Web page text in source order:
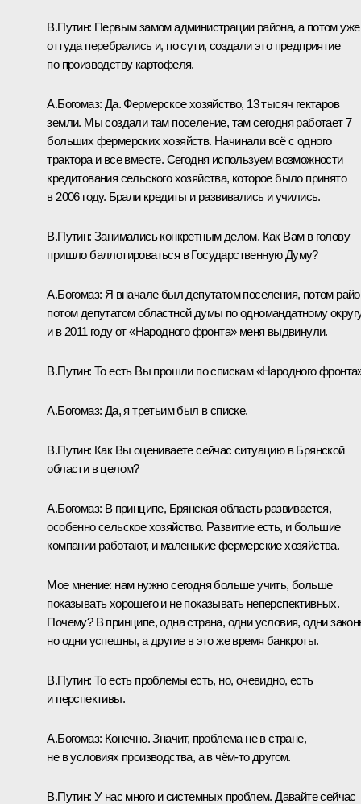
В.Путин: Первым замом администрации района, а потом уже
оттуда перебрались и, по сути, создали это предприятие
по производству картофеля.
А.Богомаз: Да. Фермерское хозяйство, 13 тысяч гектаров
земли. Мы создали там поселение, там сегодня работает 7
больших фермерских хозяйств. Начинали всё с одного
трактора и все вместе. Сегодня используем возможности
кредитования сельского хозяйства, которое было принято
в 2006 году. Брали кредиты и развивались и учились.
В.Путин: Занимались конкретным делом. Как Вам в голову
пришло баллотироваться в Государственную Думу?
А.Богомаз: Я вначале был депутатом поселения, потом
потом депутатом областной думы по одномандатному
и в 2011 году от «Народного фронта» меня выдвинули.
В.Путин: То есть Вы прошли по спискам «Народного
А.Богомаз: Да, я третьим был в списке.
В.Путин: Как Вы оцениваете сейчас ситуацию в Брянской
области в целом?
А.Богомаз: В принципе, Брянская область развивается,
особенно сельское хозяйство. Развитие есть, и большие
компании работают, и маленькие фермерские хозяйства.
Мое мнение: нам нужно сегодня больше учить, больше
показывать хорошего и не показывать неперспективных.
Почему? В принципе, одна страна, одни условия, одни
но одни успешны, а другие в это же время банкроты.
В.Путин: То есть проблемы есть, но, очевидно, есть
и перспективы.
А.Богомаз: Конечно. Значит, проблема не в стране,
не в условиях производства, а в чём‑то другом.
В.Путин: У нас много и системных проблем. Давайте сейчас